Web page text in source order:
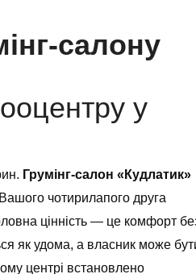
салону
у
Грумінг-салон «Кудлатик»
чотирилапого друга
цінність — це комфорт
як удома, а власник може
центрі встановлено